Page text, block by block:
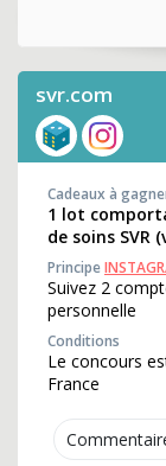
svr.com
Cadeaux à
1 lot
de soins SVR
Principe
Suivez 2
personnelle
Conditions
Le concours
France